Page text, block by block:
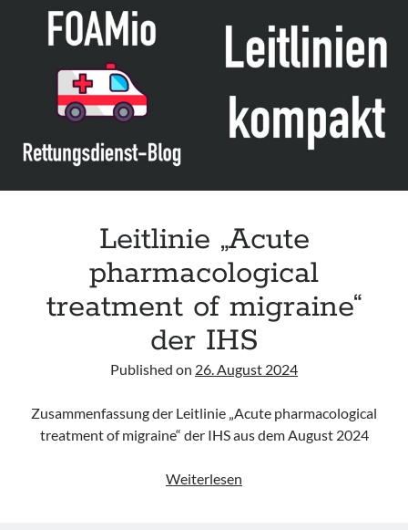
Jugendalter
–
Bildgebende
der
GPR
Leitlinie „Acute
pharmacological
treatment of migraine“
der IHS
Published on 26. August 2024
Zusammenfassung der Leitlinie „Acute pharmacological
treatment of migraine“ der IHS aus dem August 2024
Weiterlesen